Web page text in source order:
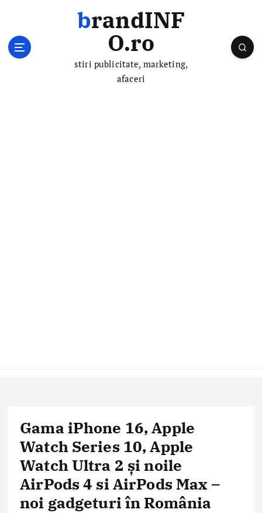
brandINF
O.ro
stiri publicitate, marketing,
afaceri
Gama iPhone 16, Apple
Watch Series 10, Apple
Watch Ultra 2 și noile
AirPods 4 si AirPods Max –
noi gadgeturi în România